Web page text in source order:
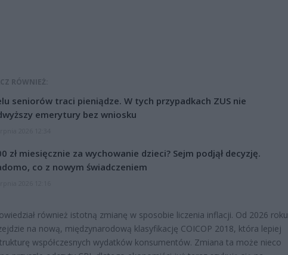
RÓWNIEŻ:
seniorów traci pieniądze. W tych przypadkach ZUS nie
emerytury bez wniosku
zł miesięcznie za wychowanie dzieci? Sejm podjął decyzję.
co z nowym świadczeniem
również istotną zmianę w sposobie liczenia inflacji. Od 2026 roku
na nową, międzynarodową klasyfikację COICOP 2018, która lepiej
współczesnych wydatków konsumentów. Zmiana ta może nieco